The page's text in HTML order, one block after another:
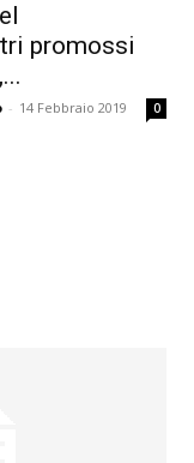
promossi
- 14 Febbraio 2019 0